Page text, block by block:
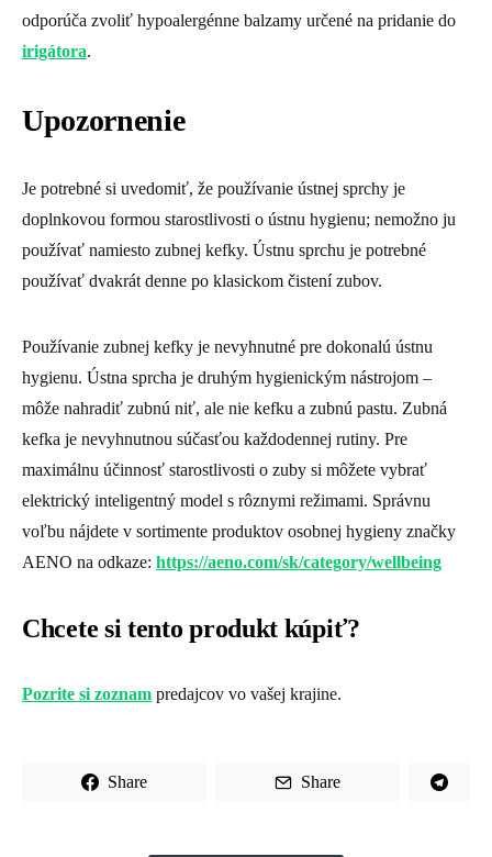
odporúča zvoliť hypoalergénne balzamy určené na pridanie do
irigátora.
Upozornenie
Je potrebné si uvedomiť, že používanie ústnej sprchy je
doplnkovou formou starostlivosti o ústnu hygienu; nemožno ju
používať namiesto zubnej kefky. Ústnu sprchu je potrebné
používať dvakrát denne po klasickom čistení zubov.
Používanie zubnej kefky je nevyhnutné pre dokonalú ústnu
hygienu. Ústna sprcha je druhým hygienickým nástrojom –
môže nahradiť zubnú niť, ale nie kefku a zubnú pastu. Zubná
kefka je nevyhnutnou súčasťou každodennej rutiny. Pre
maximálnu účinnosť starostlivosti o zuby si môžete vybrať
elektrický inteligentný model s rôznymi režimami. Správnu
voľbu nájdete v sortimente produktov osobnej hygieny značky
AENO na odkaze: https://aeno.com/sk/category/wellbeing
Chcete si tento produkt kúpiť?
Pozrite si zoznam predajcov vo vašej krajine.
Share Share